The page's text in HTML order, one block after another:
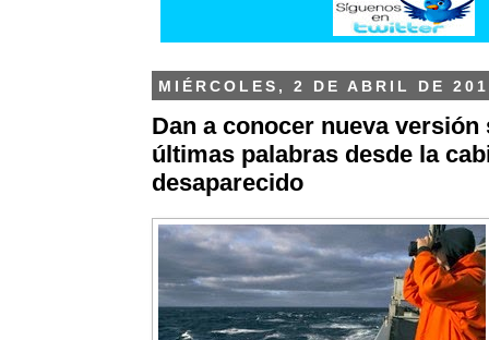
MIÉRCOLES, 2 DE ABRIL DE
Dan a conocer nueva versión
últimas palabras desde la
desaparecido